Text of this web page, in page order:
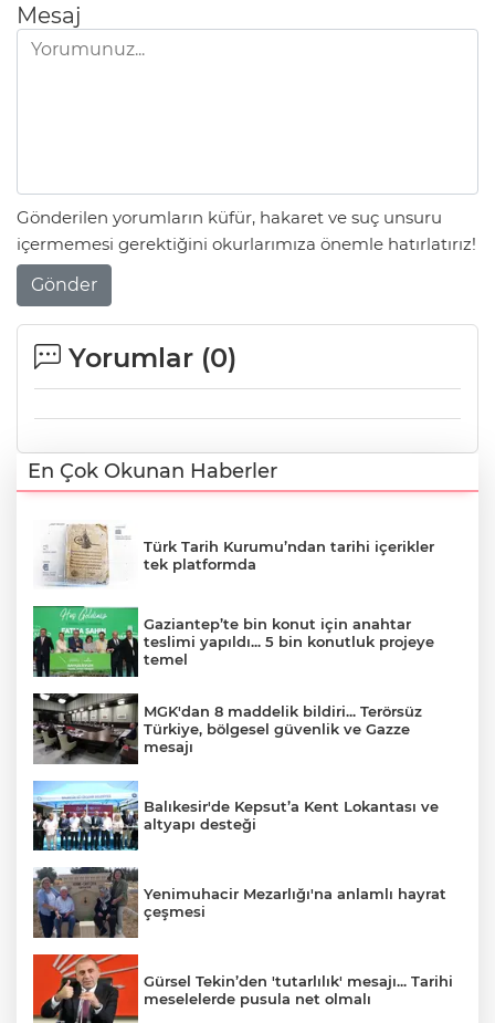
Mesaj
Gönderilen yorumların küfür, hakaret ve suç unsuru
içermemesi gerektiğini okurlarımıza önemle hatırlatırız!
Gönder
Yorumlar (0)
En Çok Okunan Haberler
Türk Tarih Kurumu’ndan tarihi içerikler
tek platformda
Gaziantep’te bin konut için anahtar
teslimi yapıldı... 5 bin konutluk projeye
temel
MGK'dan 8 maddelik bildiri... Terörsüz
Türkiye, bölgesel güvenlik ve Gazze
mesajı
Balıkesir'de Kepsut’a Kent Lokantası ve
altyapı desteği
Yenimuhacir Mezarlığı'na anlamlı hayrat
çeşmesi
Gürsel Tekin’den 'tutarlılık' mesajı... Tarihi
meselelerde pusula net olmalı